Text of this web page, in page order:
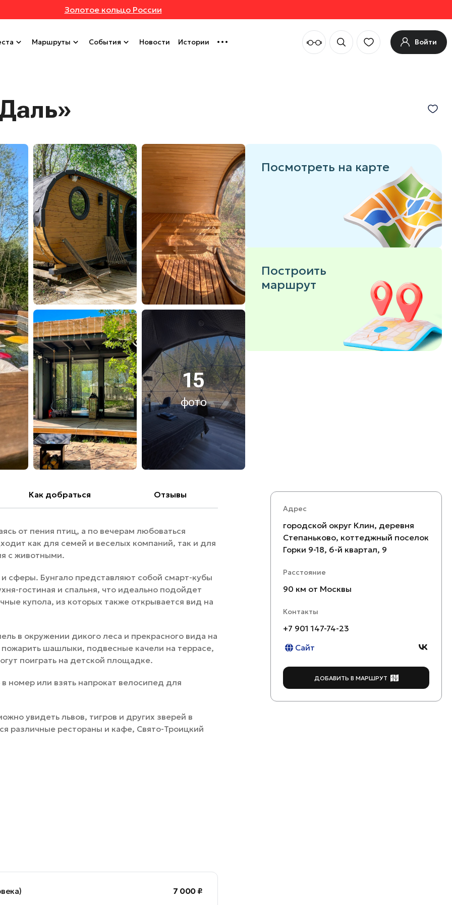
Золотое кольцо России
Маршруты События Новости Истории Войти
15
фото
Посмотреть на карте
Построить
маршрут
Как добраться Отзывы
от пения птиц, а по вечерам любоваться
как для семей и веселых компаний, так и для
с животными.
сферы. Бунгало представляют собой смарт-кубы
гостиная и спальня, что идеально подойдет
купола, из которых также открывается вид на
в окружении дикого леса и прекрасного вида на
шашлыки, подвесные качели на террасе,
поиграть на детской площадке.
номер или взять напрокат велосипед для
увидеть львов, тигров и других зверей в
различные рестораны и кафе, Свято-Троицкий
7 000 ₽
Адрес
городской округ Клин, деревня
Степаньково, коттеджный поселок
Горки 9-18, 6-й квартал, 9
Расстояние
90 км от Москвы
Контакты
+7 901 147-74-23
Сайт
ДОБАВИТЬ В МАРШРУТ